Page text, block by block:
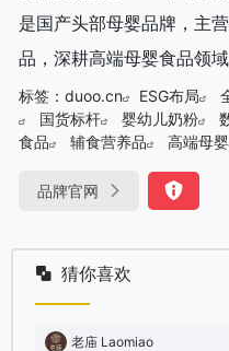
是国产头部母婴品牌，主
品，深耕高端母婴食品领域
标签： duoo.cn ESG布局
国货标杆
婴幼儿奶粉
食品
辅食营养品 高端母婴
品牌官网
猜你喜欢
老庙 Laomiao